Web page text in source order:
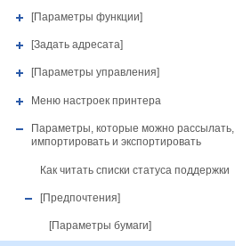
[Параметры функции]
[Задать адресата]
[Параметры управления]
Меню настроек принтера
Параметры, которые можно рассылать,
импортировать и экспортировать
Как читать списки статуса поддержки
[Предпочтения]
[Параметры бумаги]